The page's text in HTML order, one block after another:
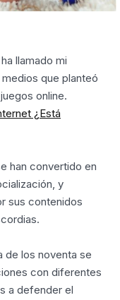
llamado mi
que planteó
online.
¿Está
han convertido en
y
sus contenidos
de los noventa se
con diferentes
a defender el